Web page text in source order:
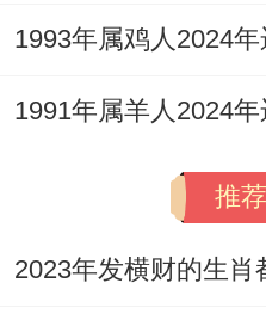
定期进行户外自然活
前景展望:时代变量下
说真的 - 在人工时代
推